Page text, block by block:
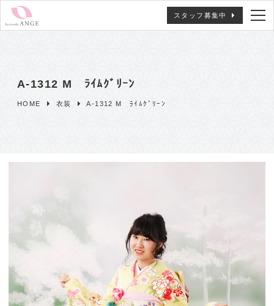
スタッフ募集中
A-1312 M ﾗｲﾑｸﾞﾘｰﾝ
HOME 衣装 A-1312 M ﾗｲﾑｸﾞﾘｰﾝ